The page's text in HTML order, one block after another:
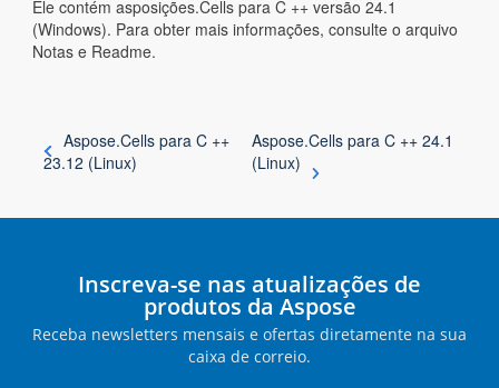
Ele contém asposições.Cells para C ++ versão 24.1
(Windows). Para obter mais informações, consulte o arquivo
Notas e Readme.
Aspose.Cells para C ++
23.12 (Linux)
Aspose.Cells para C ++ 24.1
(Linux)
Inscreva-se nas atualizações de
produtos da Aspose
Receba newsletters mensais e ofertas diretamente na sua
caixa de correio.